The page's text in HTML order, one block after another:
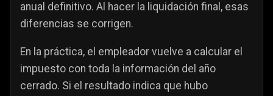
anual definitivo. Al hacer la liquidación final, esas
diferencias se corrigen.
En la práctica, el empleador vuelve a calcular el
impuesto con toda la información del año
cerrado. Si el resultado indica que hubo